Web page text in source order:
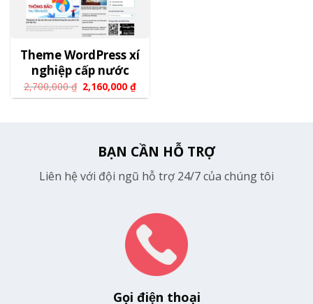
Theme WordPress xí
nghiệp cấp nước
2,700,000₫ 2,160,000₫
BẠN CẦN HỖ TRỢ
Liên hệ với đội ngũ hỗ trợ 24/7 của chúng tôi
Gọi điện thoại